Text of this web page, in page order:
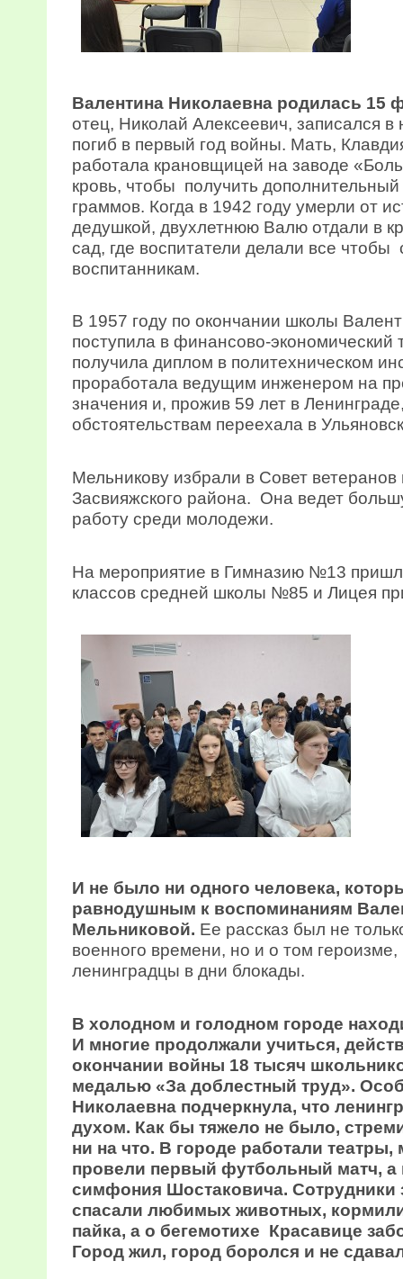
Валентина Николаевна родилась 15
отец, Николай Алексеевич, записался
погиб в первый год войны. Мать,
работала крановщицей на заводе
кровь, чтобы получить
граммов. Когда в 1942 году умерли от
дедушкой, двухлетнюю Валю отдали в
сад, где воспитатели делали все
воспитанникам.
В 1957 году по окончании школы
поступила в финансово-экономический
получила диплом в политехническом
проработала ведущим инженером на
значения и, прожив 59 лет в
обстоятельствам переехала в
Мельникову избрали в Совет
Засвияжского района. Она ведет
работу среди молодежи.
На мероприятие в Гимназию №13
классов средней школы №85 и Лицея
И не было ни одного человека,
равнодушным к воспоминаниям
Мельниковой. Ее рассказ был не
военного времени, но и о том
ленинградцы в дни блокады.
В холодном и голодном городе
И многие продолжали учиться,
окончании войны 18 тысяч
медалью «За доблестный труд».
Николаевна подчеркнула, что
духом. Как бы тяжело не было,
ни на что. В городе работали театры,
провели первый футбольный матч, а
симфония Шостаковича. Сотрудники
спасали любимых животных,
пайка, а о бегемотихе Красавице
Город жил, город боролся и не